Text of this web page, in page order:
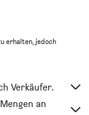
erhalten, jedoch
Verkäufer.
an